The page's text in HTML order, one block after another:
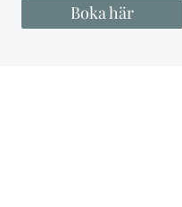
Boka här